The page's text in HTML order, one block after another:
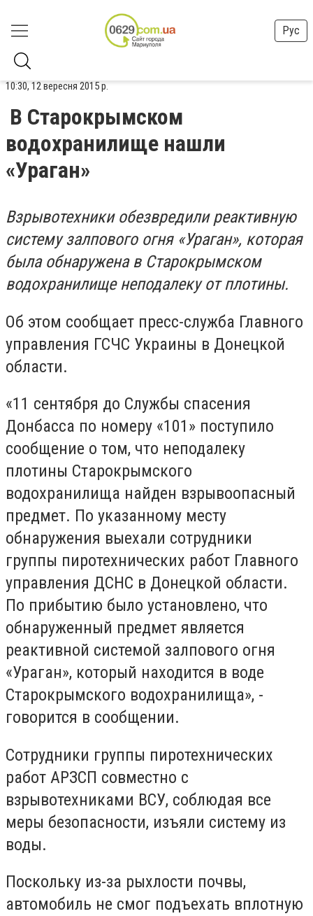
Рус
10:30, 12 вересня 2015 р.
В Старокрымском
водохранилище нашли
«Ураган»
Взрывотехники обезвредили реактивную
систему залпового огня «Ураган», которая
была обнаружена в Старокрымском
водохранилище неподалеку от плотины.
Об этом сообщает пресс-служба Главного
управления ГСЧС Украины в Донецкой
области.
«11 сентября до Службы спасения
Донбасса по номеру «101» поступило
сообщение о том, что неподалеку
плотины Старокрымского
водохранилища найден взрывоопасный
предмет. По указанному месту
обнаружения выехали сотрудники
группы пиротехнических работ Главного
управления ДСНС в Донецкой области.
По прибытию было установлено, что
обнаруженный предмет является
реактивной системой залпового огня
«Ураган», который находится в воде
Старокрымского водохранилища», -
говорится в сообщении.
Сотрудники группы пиротехнических
работ АРЗСП совместно с
взрывотехниками ВСУ, соблюдая все
меры безопасности, изъяли систему из
воды.
Поскольку из-за рыхлости почвы,
автомобиль не смог подъехать вплотную